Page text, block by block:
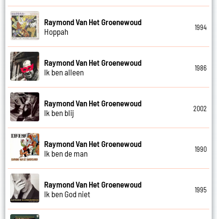
Raymond Van Het Groenewoud
Hoppah
1994
Raymond Van Het Groenewoud
Ik ben alleen
1986
Raymond Van Het Groenewoud
Ik ben blij
2002
Raymond Van Het Groenewoud
Ik ben de man
1990
Raymond Van Het Groenewoud
Ik ben God niet
1995